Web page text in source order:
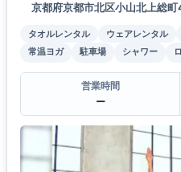
京都府京都市北区小山北上総
タオルレンタル ウェアレンタル
常温ヨガ
駐車場 シャワー
営業時間
ー